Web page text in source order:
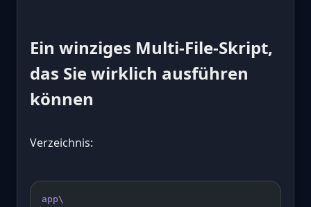
Ein winziges Multi-File-Skript,
das Sie wirklich ausführen
können
Verzeichnis:
app\